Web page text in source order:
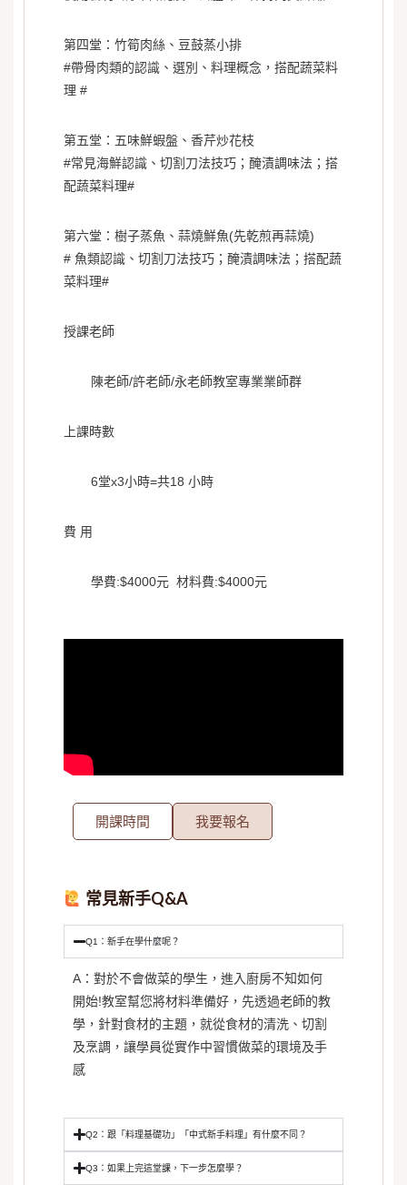
第四堂：竹筍肉絲、豆鼓蒸小排
#帶骨肉類的認識、選別、料理概念，搭配蔬菜料
理 #
第五堂：五味鮮蝦盤、香芹炒花枝
#常見海鮮認識、切割刀法技巧；醃漬調味法；搭
配蔬菜料理#
第六堂：樹子蒸魚、蒜燒鮮魚(先乾煎再蒜燒)
# 魚類認識、切割刀法技巧；醃漬調味法；搭配蔬
菜料理#
授課老師
陳老師/許老師/永老師教室專業業師群
上課時數
6堂x3小時=共18 小時
費 用
學費:$4000元 材料費:$4000元
開課時間 我要報名
常見新手Q&A
Q1：新手在學什麼呢？
A：對於不會做菜的學生，進入廚房不知如何
開始!教室幫您將材料準備好，先透過老師的教
學，針對食材的主題，就從食材的清洗、切割
及烹調，讓學員從實作中習慣做菜的環境及手
感
Q2：跟「料理基礎功」「中式新手料理」有什麼不同？
Q3：如果上完這堂課，下一步怎麼學？